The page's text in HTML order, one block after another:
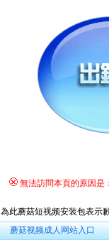
無法訪問本頁的原因是
為此蘑菇短视频安装包表示歉
蘑菇视频成人网站入口